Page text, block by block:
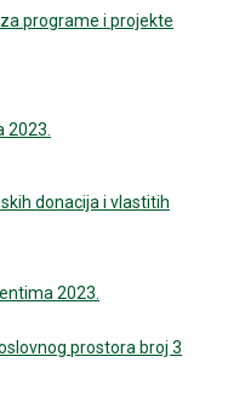
programe i projekte
2023.
donacija i vlastitih
2023.
prostora broj 3